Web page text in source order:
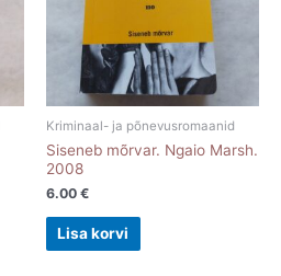
Kriminaal- ja põnevusromaanid
Siseneb mõrvar. Ngaio Marsh.
2008
6.00 €
Lisa korvi